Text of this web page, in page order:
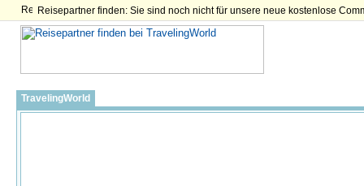
Reisepartner finden: Sie sind noch nicht für unsere neue kostenlose
TravelingWorld